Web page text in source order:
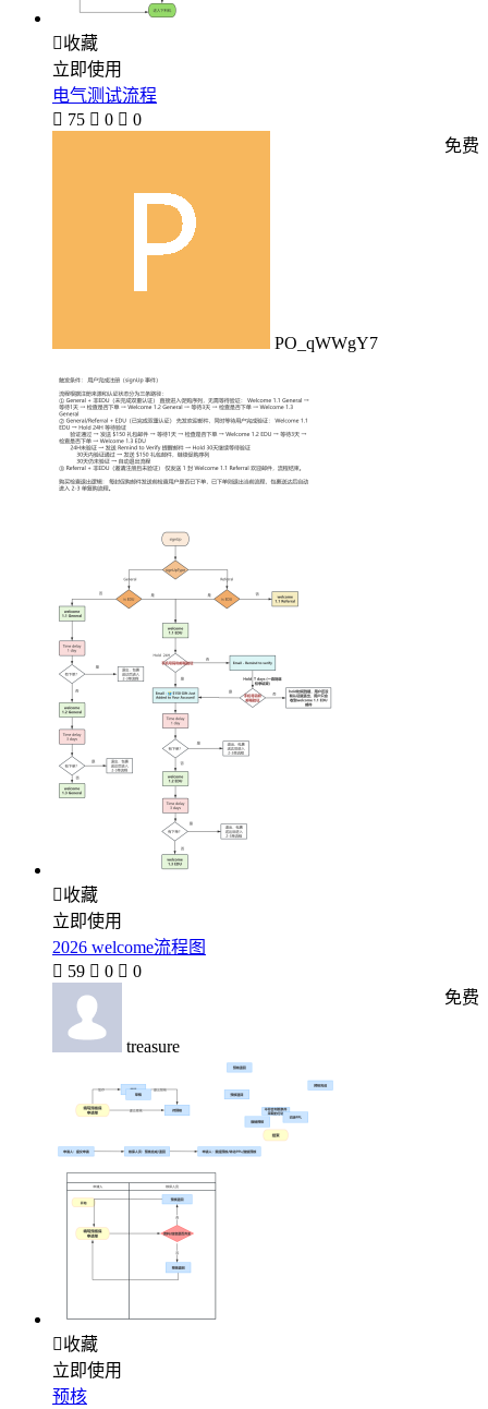
收藏
立即使用
电气测试流程
 75  0  0
PO_qWWgY7
免费
收藏
立即使用
2026 welcome流程图
 59  0  0
treasure
免费
收藏
立即使用
预核